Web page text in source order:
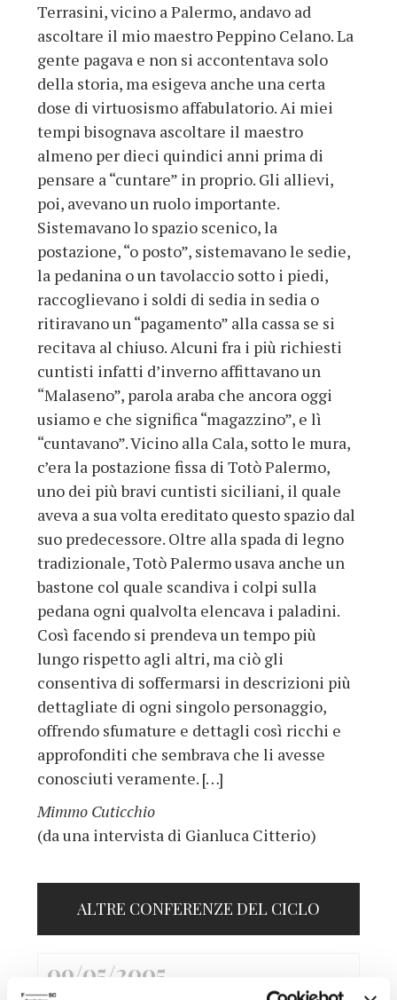
Terrasini, vicino a Palermo, andavo ad
ascoltare il mio maestro Peppino Celano. La
gente pagava e non si accontentava solo
della storia, ma esigeva anche una certa
dose di virtuosismo affabulatorio. Ai miei
tempi bisognava ascoltare il maestro
almeno per dieci quindici anni prima di
pensare a “cuntare” in proprio. Gli allievi,
poi, avevano un ruolo importante.
Sistemavano lo spazio scenico, la
postazione, “o posto”, sistemavano le sedie,
la pedanina o un tavolaccio sotto i piedi,
raccoglievano i soldi di sedia in sedia o
ritiravano un “pagamento” alla cassa se si
recitava al chiuso. Alcuni fra i più richiesti
cuntisti infatti d’inverno affittavano un
“Malaseno”, parola araba che ancora oggi
usiamo e che significa “magazzino”, e lì
“cuntavano”. Vicino alla Cala, sotto le mura,
c’era la postazione fissa di Totò Palermo,
uno dei più bravi cuntisti siciliani, il quale
aveva a sua volta ereditato questo spazio dal
suo predecessore. Oltre alla spada di legno
tradizionale, Totò Palermo usava anche un
bastone col quale scandiva i colpi sulla
pedana ogni qualvolta elencava i paladini.
Così facendo si prendeva un tempo più
lungo rispetto agli altri, ma ciò gli
consentiva di soffermarsi in descrizioni più
dettagliate di ogni singolo personaggio,
offrendo sfumature e dettagli così ricchi e
approfonditi che sembrava che li avesse
conosciuti veramente. […]
Mimmo Cuticchio
(da una intervista di Gianluca Citterio)
ALTRE CONFERENZE DEL CICLO
09/05/2005